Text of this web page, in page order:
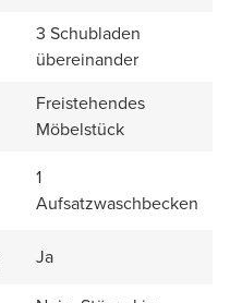
3 Schubladen
übereinander
Freistehendes
Möbelstück
1
Aufsatzwaschbecken
Ja